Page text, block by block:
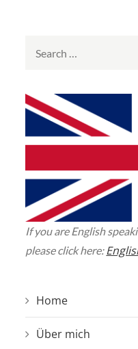
If you are English
please click here:
Home
Über mich